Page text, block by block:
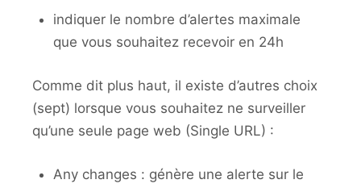
indiquer le nombre d’alertes maximale
que vous souhaitez recevoir en 24h
Comme dit plus haut, il existe d’autres choix
(sept) lorsque vous souhaitez ne surveiller
qu’une seule page web (Single URL) :
Any changes : génère une alerte sur le